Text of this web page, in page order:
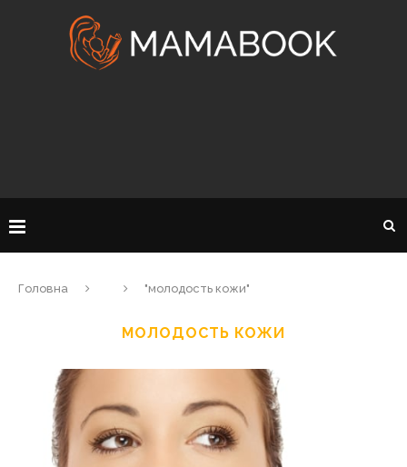
Головна "молодость кожи"
МОЛОДОСТЬ КОЖИ